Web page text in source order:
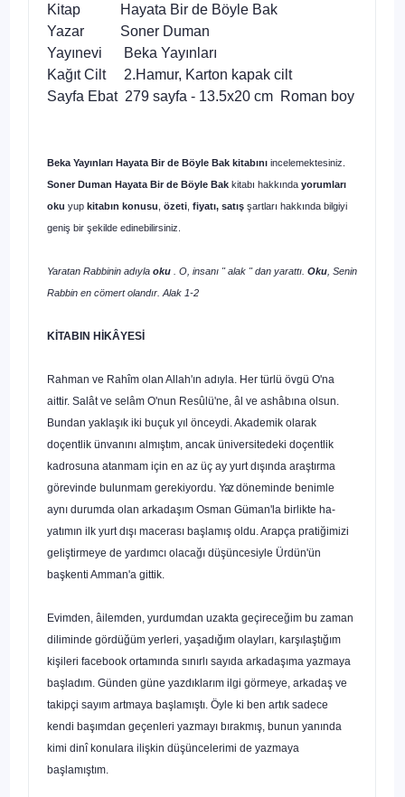
Kitap Hayata Bir de Böyle Bak
Yazar Soner Duman
Yayınevi Beka Yayınları
Kağıt Cilt 2.Hamur, Karton kapak cilt
Sayfa Ebat 279 sayfa - 13.5x20 cm Roman boy
Beka Yayınları Hayata Bir de Böyle Bak kitabını incelemektesiniz.
Soner Duman Hayata Bir de Böyle Bak kitabı hakkında yorumları
oku yup kitabın konusu özeti fiyatı, satış şartları hakkında bilgiyi
geniş bir şekilde edinebilirsiniz.
Yaratan Rabbinin adıyla oku . O, insanı " alak " dan yarattı. Oku , Senin
Rabbin en cömert olandır. Alak 1-2
KİTABIN HİKÂYESİ
Rahman ve Rahîm olan Allah'ın adıyla. Her türlü övgü O'na
aittir. Salât ve selâm O'nun Resûlü'ne, âl ve ashâbına olsun.
Bundan yaklaşık iki buçuk yıl önceydi. Akademik olarak
doçentlik ünvanını almıştım, ancak üniversitedeki doçentlik
kadrosuna atanmam için en az üç ay yurt dışında araştırma
görevinde bulunmam gerekiyordu. Yazdöneminde benimle
aynı durumda olan arkadaşım Osman Güman'la birlikte ha­
yatımın ilk yurt dışı macerası başlamış oldu. Arapça pratiği­mizi
geliştirmeye de yardımcı olacağı düşüncesiyle Ürdün'ün
başkenti Amman'a gittik.
Evimden, âilemden, yurdumdan uzakta geçireceğim bu zaman
diliminde gördüğüm yerleri, yaşadığım olayları, karşı­laştığım
kişileri facebook ortamında sınırlı sayıda arkadaşıma yazmaya
başladım. Günden güne yazdıklarım ilgi görmeye, arkadaş ve
takipçi sayım artmaya başlamıştı. Öyle ki ben artık sadece
kendi başımdan geçenleri yazmayı bırakmış, bunun yanında
kimi dinî konulara ilişkin düşüncelerimi de yazmaya
başlamıştım.